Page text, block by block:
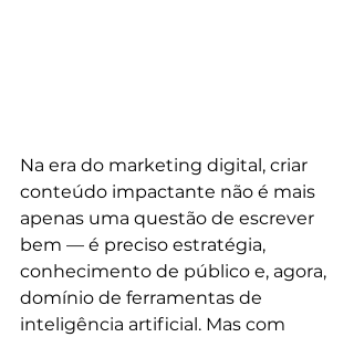
Na era do marketing digital, criar
conteúdo impactante não é mais
apenas uma questão de escrever
bem — é preciso estratégia,
conhecimento de público e, agora,
domínio de ferramentas de
inteligência artificial. Mas com